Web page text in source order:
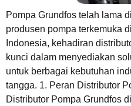
Pompa Grundfos telah lama
produsen pompa terkemuka
Indonesia, kehadiran
kunci dalam menyediakan
untuk berbagai kebutuhan
tangga. 1. Peran Distributor
Distributor Pompa Grundfos